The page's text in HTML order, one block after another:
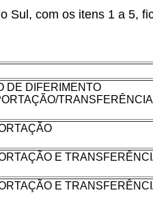
Sul, com os itens 1 a 5,
DE DIFERIMENTO
E
E